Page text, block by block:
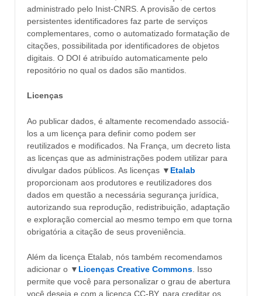
administrado pelo Inist-CNRS. A provisão de certos
persistentes identificadores faz parte de serviços
complementares, como o automatizado formatação de
citações, possibilitada por identificadores de objetos
digitais. O DOI é atribuído automaticamente pelo
repositório no qual os dados são mantidos.
Licenças
Ao publicar dados, é altamente recomendado associá-
los a um licença para definir como podem ser
reutilizados e modificados. Na França, um decreto lista
as licenças que as administrações podem utilizar para
divulgar dados públicos. As licenças ▼ Etalab
proporcionam aos produtores e reutilizadores dos
dados em questão a necessária segurança jurídica,
autorizando sua reprodução, redistribuição, adaptação
e exploração comercial ao mesmo tempo em que torna
obrigatória a citação de seus proveniência.
Além da licença Etalab, nós também recomendamos
adicionar o ▼ Licenças Creative Commons. Isso
permite que você para personalizar o grau de abertura
você deseja e com a licença CC-BY, para creditar os